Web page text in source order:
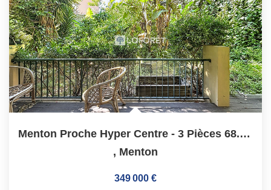
Menton Proche Hyper Centre - 3 Pièces 68.73 M2 - Garage...
, Menton
349 000 €